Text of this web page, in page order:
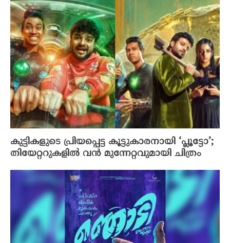
കുട്ടികളുടെ പ്രിയപ്പെട്ട കൂട്ടുകാരനായി ‘പ്ലൂട്ടോ’;
തിയേറ്ററുകളിൽ വൻ മുന്നേറ്റവുമായി ചിത്രം